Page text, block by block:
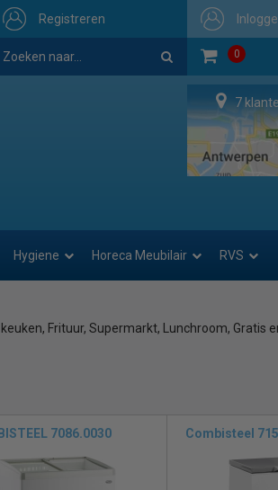
0
Registreren
7
Hygiene Horeca Meubilair RVS
Frituur, Supermarkt, Lunchroom, Gratis
7086.0030 Combisteel